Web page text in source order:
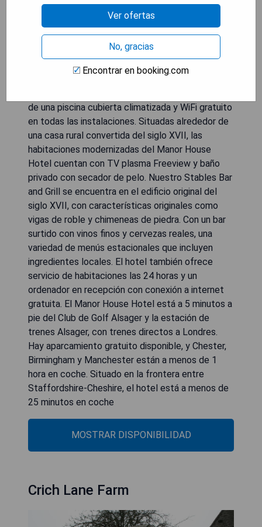
El Manor House Hotel se encuentra en el campo,
de una piscina cubierta climatizada y WiFi gratuito
en todas las instalaciones. Situadas alrededor de
una casa rural convertida del siglo XVII, las
habitaciones modernizadas del Manor House
Hotel cuentan con TV plasma Freeview y baño
privado con secador de pelo. Nuestro Stables Bar
and Grill se encuentra en el edificio original del
siglo XVII, con características originales como
vigas de roble y chimeneas de piedra. Con un bar
surtido con vinos finos y cervezas reales, una
variedad de menús estacionales que incluyen
ingredientes locales. El hotel también ofrece
servicio de habitaciones las 24 horas y un
ordenador en recepción con conexión a internet
gratuita. El Manor House Hotel está a 5 minutos a
pie del Club de Golf Alsager y la estación de
trenes Alsager, con trenes directos a Londres.
Hay aparcamiento gratuito disponible, y Chester,
Birmingham y Manchester están a menos de 1
hora en coche. Situado en la frontera entre
Staffordshire-Cheshire, el hotel está a menos de
25 minutos en coche
MOSTRAR DISPONIBILIDAD
Crich Lane Farm
Ver ofertas
No, gracias
Encontrar en booking.com